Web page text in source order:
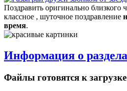
Поздравить оригинально близкого
классное , шуточное поздравление
время.
Информация о
Файлы готовятся к